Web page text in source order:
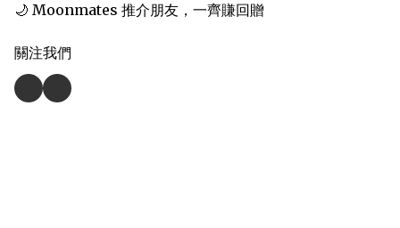
🌙 Moonmates 推介朋友，一齊賺回贈
關注我們